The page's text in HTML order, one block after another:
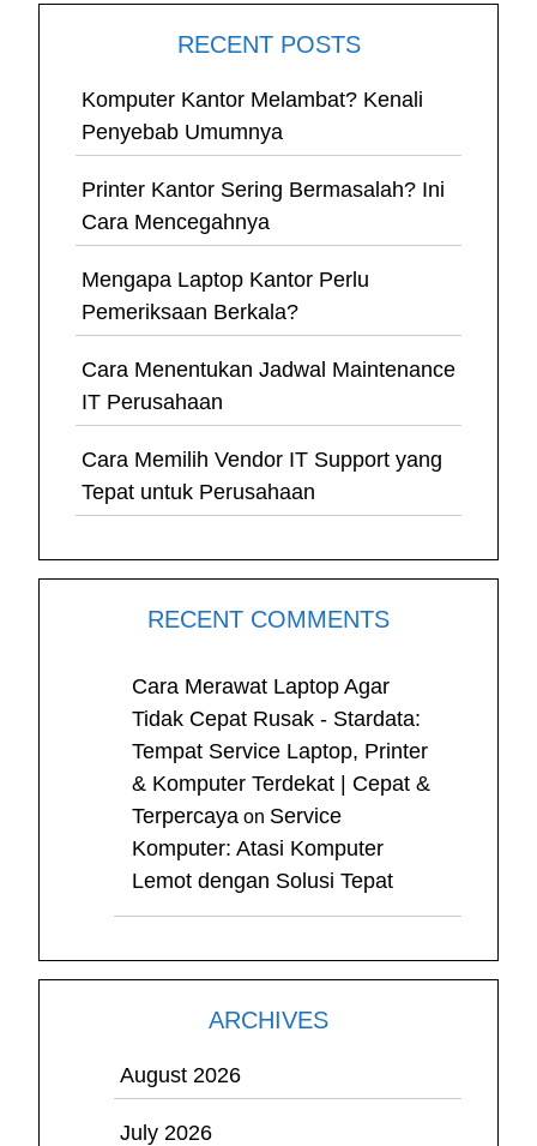
RECENT POSTS
Komputer Kantor Melambat? Kenali
Penyebab Umumnya
Printer Kantor Sering Bermasalah? Ini
Cara Mencegahnya
Mengapa Laptop Kantor Perlu
Pemeriksaan Berkala?
Cara Menentukan Jadwal Maintenance
IT Perusahaan
Cara Memilih Vendor IT Support yang
Tepat untuk Perusahaan
RECENT COMMENTS
Cara Merawat Laptop Agar
Tidak Cepat Rusak - Stardata:
Tempat Service Laptop, Printer
& Komputer Terdekat | Cepat &
Terpercaya on Service
Komputer: Atasi Komputer
Lemot dengan Solusi Tepat
ARCHIVES
August 2026
July 2026